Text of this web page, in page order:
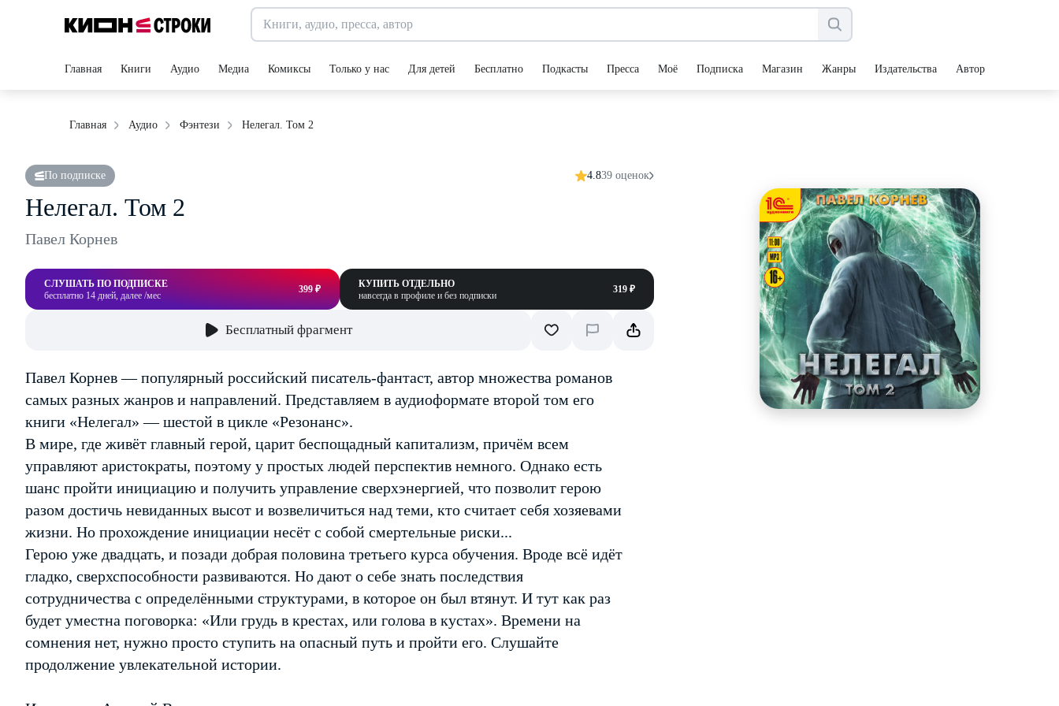
Главная Книги Аудио Медиа Комиксы Только у нас Для детей Бесплатно Подкасты Пресса Моё Подписка Магазин Жанры Издательства Авторы
Главная Аудио Фэнтези Нелегал. Том 2
По подписке 4.839 оценок
Нелегал. Том 2
Павел Корнев
СЛУШАТЬ ПО ПОДПИСКЕ
бесплатно 14 дней, далее /мес
399 ₽
КУПИТЬ ОТДЕЛЬНО
навсегда в профиле и без подписки
319 ₽
Бесплатный фрагмент
Павел Корнев — популярный российский писатель-фантаст, автор множества романов
самых разных жанров и направлений. Представляем в аудиоформате второй том его
книги «Нелегал» — шестой в цикле «Резонанс».
В мире, где живёт главный герой, царит беспощадный капитализм, причём всем
управляют аристократы, поэтому у простых людей перспектив немного. Однако есть
шанс пройти инициацию и получить управление сверхэнергией, что позволит герою
разом достичь невиданных высот и возвеличиться над теми, кто считает себя хозяевами
жизни. Но прохождение инициации несёт с собой смертельные риски...
Герою уже двадцать, и позади добрая половина третьего курса обучения. Вроде всё идёт
гладко, сверхспособности развиваются. Но дают о себе знать последствия
сотрудничества с определёнными структурами, в которое он был втянут. И тут как раз
будет уместна поговорка: «Или грудь в крестах, или голова в кустах». Времени на
сомнения нет, нужно просто ступить на опасный путь и пройти его. Слушайте
продолжение увлекательной истории.